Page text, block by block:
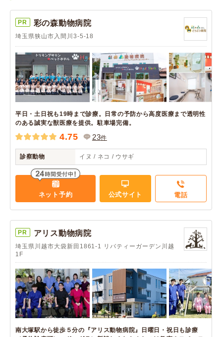
PR 彩の森動物病院
埼玉県狭山市入間川3-5-18
平日・土日祝も19時まで診療。日常の予防から高度医療まで透明性
のある誠実な獣医療を提供。駐車場完備。
4.75 23件
診察動物 イヌ / ネコ / ウサギ
ネット予約 公式サイト 電話
PR アリス動物病院
埼玉県川越市大袋新田1861-1 リバティーガーデン川越
1F
南大塚駅から徒歩５分の『アリス動物病院』日曜日・祝日も診療